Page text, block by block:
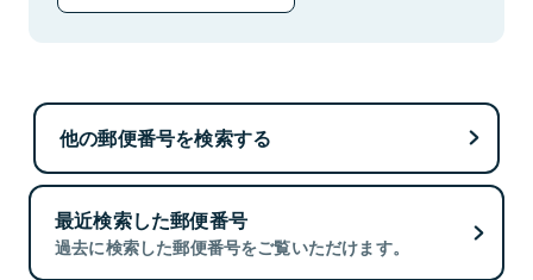
他の郵便番号を検索する
最近検索した郵便番号
過去に検索した郵便番号をご覧いただけます。